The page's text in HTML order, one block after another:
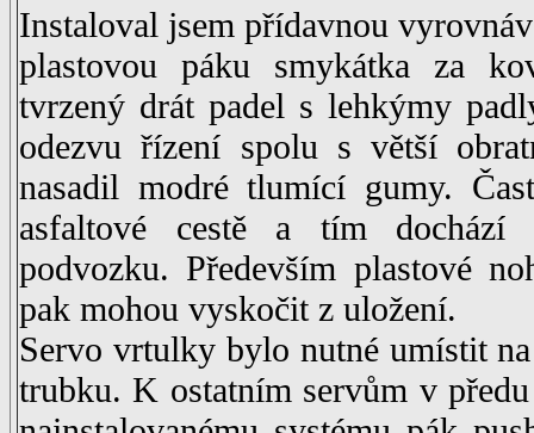
Instaloval jsem přídavnou
plastovou páku smykátka za
tvrzený drát padel s lehkýmy
odezvu řízení spolu s větší
nasadil modré tlumící gumy.
asfaltové cestě a tím dochází
podvozku. Především plastové
pak mohou vyskočit z uložení.
Servo vrtulky bylo nutné umístit
trubku. K ostatním servům v